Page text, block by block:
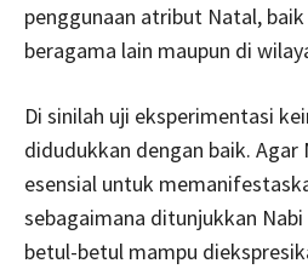
penggunaan atribut Natal,
beragama lain maupun di
Di sinilah uji eksperimentasi
didudukkan dengan baik. Agar
esensial untuk
sebagaimana ditunjukkan
betul-betul mampu